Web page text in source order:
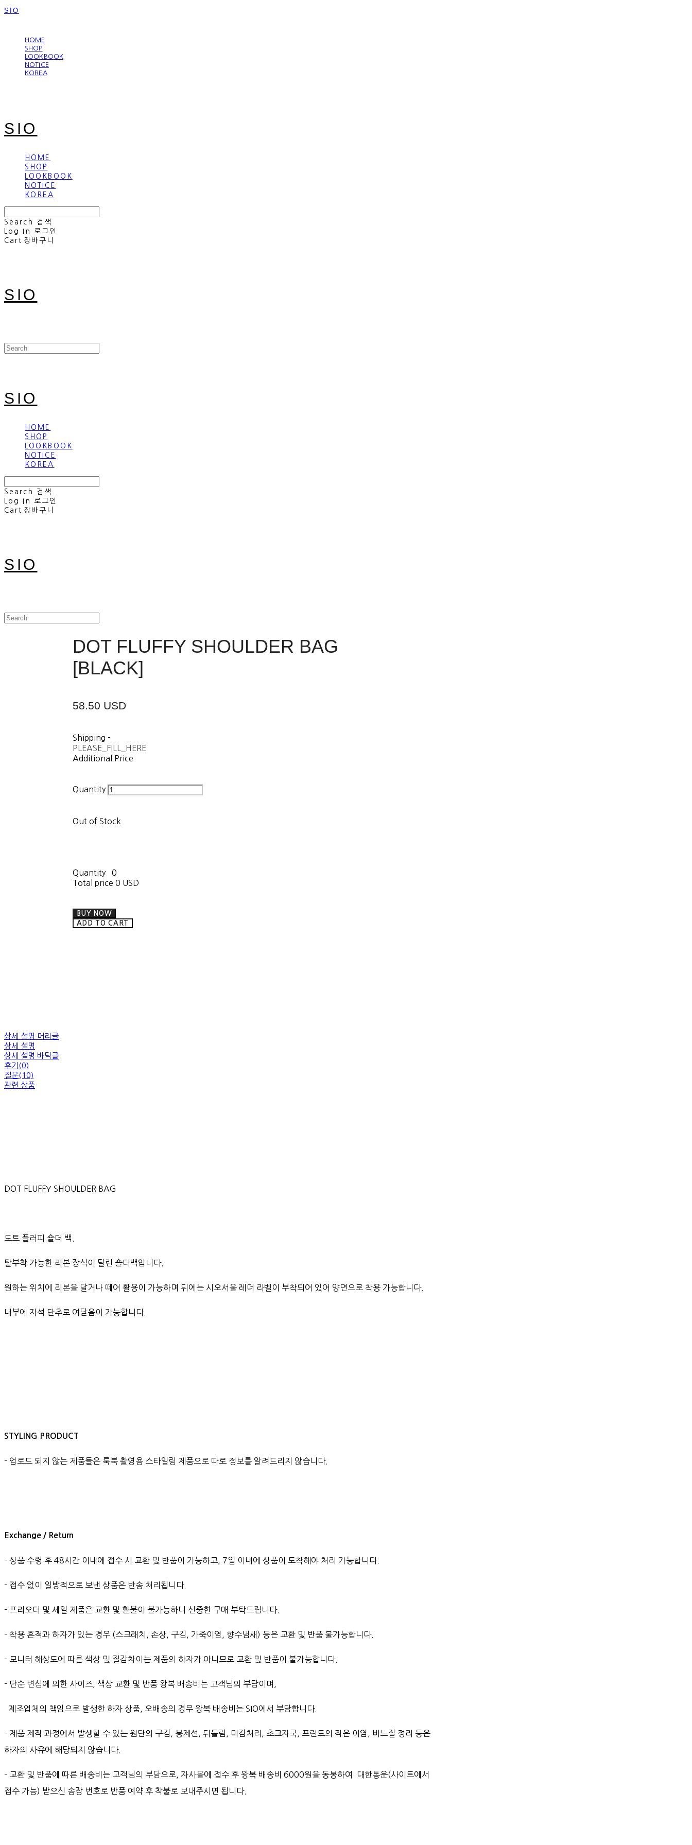
SIO
HOME
SHOP
LOOKBOOK
NOTICE
KOREA
SIO
HOME
SHOP
LOOKBOOK
NOTICE
KOREA
Search
검색
Log In
로그인
Cart 장바구니
SIO
SIO
HOME
SHOP
LOOKBOOK
NOTICE
KOREA
Search
검색
Log In
로그인
Cart 장바구니
SIO
DOT FLUFFY SHOULDER BAG
[BLACK]
58.50 USD
Shipping -
PLEASE_FILL_HERE
Additional Price
Quantity
Out of Stock
Quantity
0
Total price 0 USD
BUY NOW
ADD TO CART
상세 설명 머리글
상세 설명
상세 설명 바닥글
후기(0)
질문(10)
관련 상품
DOT FLUFFY SHOULDER BAG
도트 플러피 숄더 백.
탈부착 가능한 리본 장식이 달린 숄더백입니다.
원하는 위치에 리본을 달거나 떼어 활용이 가능하며 뒤에는 시오서울 레더 라벨이 부착되어 있어 양면으로 착용 가능합니다.
내부에 자석 단추로 여닫음이 가능합니다.
STYLING PRODUCT
- 업로드 되지 않는 제품들은 룩북 촬영용 스타일링 제품으로 따로 정보를 알려드리지 않습니다.
Exchange / Return
- 상품 수령 후 48시간 이내에 접수 시 교환 및 반품이 가능하고, 7일 이내에 상품이 도착해야 처리 가능합니다.
- 접수 없이 일방적으로 보낸 상품은 반송 처리됩니다.
- 프리오더 및 세일 제품은 교환 및 환불이 불가능하니 신중한 구매 부탁드립니다.
- 착용 흔적과 하자가 있는 경우 (스크래치, 손상, 구김, 가죽이염, 향수냄새) 등은 교환 및 반품 불가능합니다.
- 모니터 해상도에 따른 색상 및 질감차이는 제품의 하자가 아니므로 교환 및 반품이 불가능합니다.
- 단순 변심에 의한 사이즈, 색상 교환 및 반품 왕복 배송비는 고객님의 부담이며,
제조업체의 책임으로 발생한 하자 상품, 오배송의 경우 왕복 배송비는 SIO에서 부담합니다.
- 제품 제작 과정에서 발생할 수 있는 원단의 구김, 봉제선, 뒤틀림, 마감처리, 초크자국, 프린트의 작은 이염, 바느질 정리 등은
하자의 사유에 해당되지 않습니다.
- 교환 및 반품에 따른 배송비는 고객님의 부담으로, 자사몰에 접수 후 왕복 배송비 6000원을 동봉하여 대한통운(사이트에서
접수 가능) 받으신 송장 번호로 반품 예약 후 착불로 보내주시면 됩니다.